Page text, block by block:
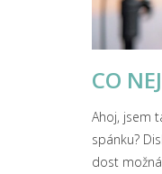
CO
Ahoj, jsem
spánku?
dost